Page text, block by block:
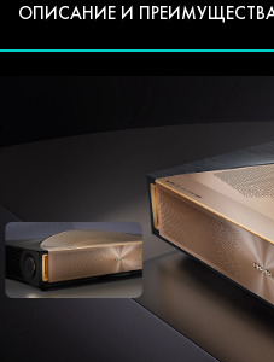
ОПИСАНИЕ И